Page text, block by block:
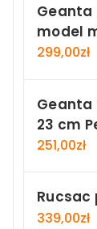
Geanta
model
299,00zł
23 cm
251,00zł
Rucsac
339,00zł